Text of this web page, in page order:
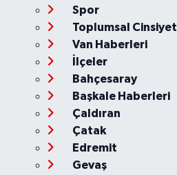
Spor
Toplumsal Cinsiyet
Van Haberleri
İlçeler
Bahçesaray
Başkale Haberleri
Çaldıran
Çatak
Edremit
Gevaş